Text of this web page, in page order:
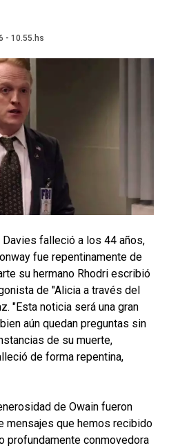
- 10.55.hs
Davies falleció a los 44 años,
fue repentinamente de
su hermano Rhodri escribió
de "Alicia a través del
"Esta noticia será una gran
aún quedan preguntas sin
de su muerte,
de forma repentina,
de Owain fueron
mensajes que hemos recibido
profundamente conmovedora